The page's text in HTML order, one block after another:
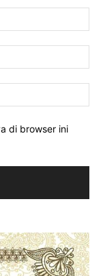
di browser ini